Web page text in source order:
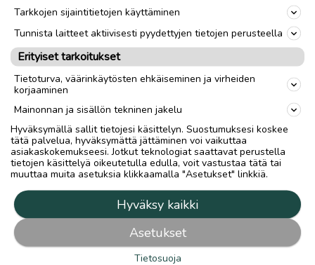
vaskaamaan.
Pitkäaikaisista vuokralaisistaan Usko on
pitänyt, jos ovat olleet siistejä ja tehneet
töitäkin. Usko muistaa mainita erikseen
Valtavaaran Matin, Kanniaisen Hannun,
Suhosen JakenjaMikkolan Veijon
muitakin on ollut useita vuosia.
– On tämä semmoinen kohtauspaikka vieläkin,
kun on tuo tie tuossa vieressä.
40 vuotta eikä suotta
Tarkkojen sijaintitietojen käyttäminen
Tunnista laitteet aktiivisesti pyydettyjen tietojen perusteella
Erityiset tarkoitukset
Tietoturva, väärinkäytösten ehkäiseminen ja virheiden
korjaaminen
Mainonnan ja sisällön tekninen jakelu
Hyväksymällä sallit tietojesi käsittelyn. Suostumuksesi koskee
tätä palvelua, hyväksymättä jättäminen voi vaikuttaa
asiakaskokemukseesi. Jotkut teknologiat saattavat perustella
tietojen käsittelyä oikeutetulla edulla, voit vastustaa tätä tai
muuttaa muita asetuksia klikkaamalla "Asetukset" linkkiä.
Hyväksy kaikki
Asetukset
Tietosuoja